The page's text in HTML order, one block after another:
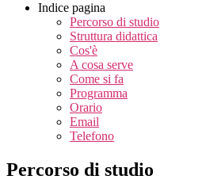
Indice pagina
Percorso di studio
Struttura didattica
Cos'è
A cosa serve
Come si fa
Programma
Orario
Email
Telefono
Percorso di studio